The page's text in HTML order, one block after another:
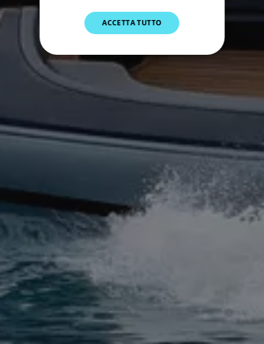
DUTCH
ACCETTA TUTTO